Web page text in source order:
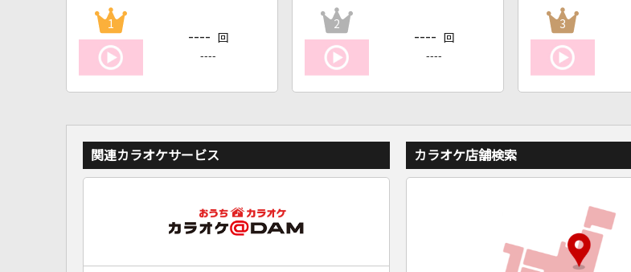
1
---- 回
----
2
---- 回
----
3
関連カラオケサービス カラオケ店舗検索